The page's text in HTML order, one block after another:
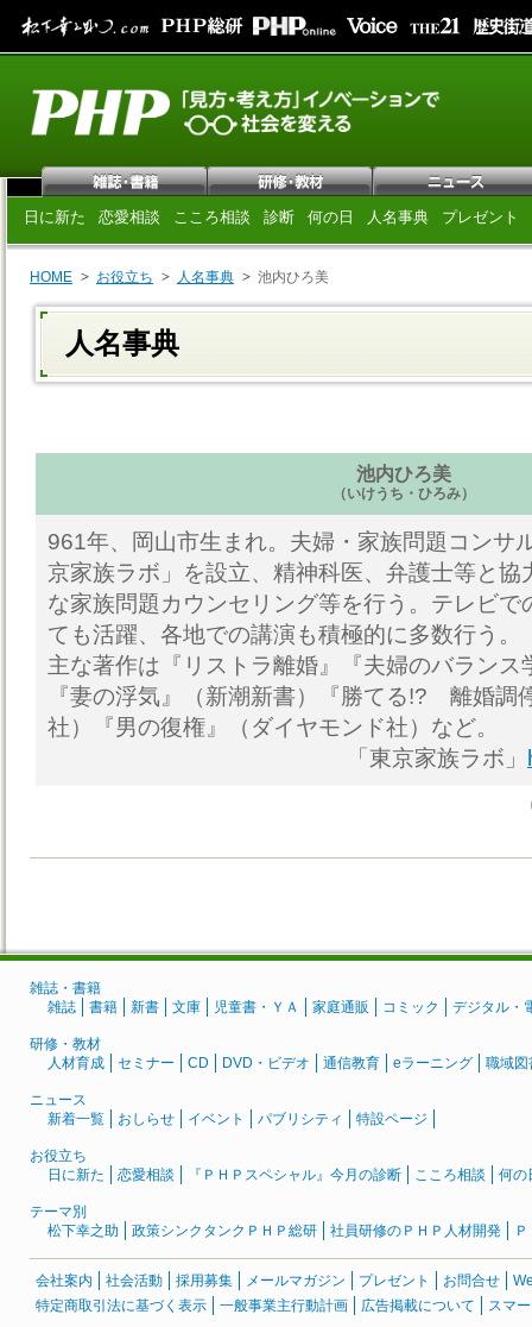
日に新た 恋愛相談 こころ相談 診断 何の日 人名事典 プレゼント
HOME お役立ち 人名事典 池内ひろ美
人名事典
池内ひろ美
（いけうち・ひろみ）
961年、岡山市生まれ。夫婦・家族問題コンサ
京家族ラボ」を設立、精神科医、弁護士等と協
な家族問題カウンセリング等を行う。テレビで
ても活躍、各地での講演も積極的に多数行う。
主な著作は『リストラ離婚』『夫婦のバランス
『妻の浮気』（新潮新書）『勝てる!? 離婚調
社）『男の復権』（ダイヤモンド社）など。
「東京家族ラボ」
雑誌・書籍
雑誌
書籍 新書 文庫 児童書・ＹＡ 家庭通販 コミック デジタル・
研修・教材
人材育成
セミナー CD DVD・ビデオ 通信教育 eラーニング 職域図
ニュース
新着一覧
おしらせ イベント パブリシティ 特設ページ
お役立ち
日に新た
恋愛相談 『ＰＨＰスペシャル』今月の診断 こころ相談 何の
テーマ別
松下幸之助
政策シンクタンクＰＨＰ総研 社員研修のＰＨＰ人材開発
会社案内 社会活動 採用募集 メールマガジン プレゼント お問合せ
特定商取引法に基づく表示
一般事業主行動計画 広告掲載について スマ